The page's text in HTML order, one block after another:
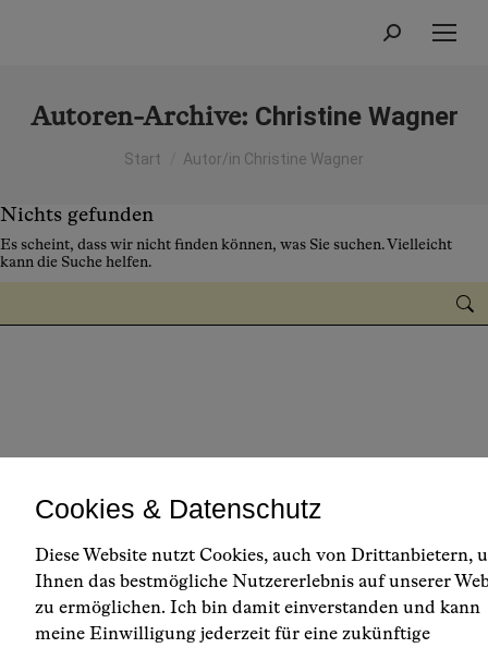
Autoren-Archive: Christine Wagner
Start Autor/in Christine Wagner
Nichts gefunden
Es scheint, dass wir nicht finden können, was Sie suchen. Vielleicht
kann die Suche helfen.
Cookies & Datenschutz
Diese Website nutzt Cookies, auch von Drittanbietern,
Ihnen das bestmögliche Nutzererlebnis auf unserer
zu ermöglichen. Ich bin damit einverstanden und kann
meine Einwilligung jederzeit für eine zukünftige